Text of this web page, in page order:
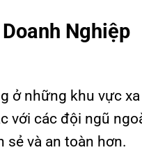
Nghiệp
ở những khu vực
với các đội ngũ
và an toàn hơn.